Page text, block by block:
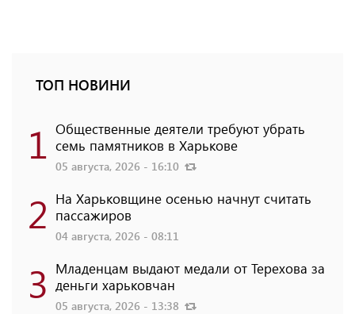
ТОП НОВИНИ
1 Общественные деятели требуют убрать
семь памятников в Харькове
05 августа, 2026 - 16:10
2 На Харьковщине осенью начнут считать
пассажиров
04 августа, 2026 - 08:11
3 Младенцам выдают медали от Терехова за
деньги харьковчан
05 августа, 2026 - 13:38